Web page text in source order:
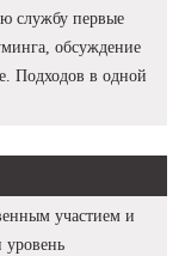
службу первые
обсуждение
Подходов в одной
участием и
уровень